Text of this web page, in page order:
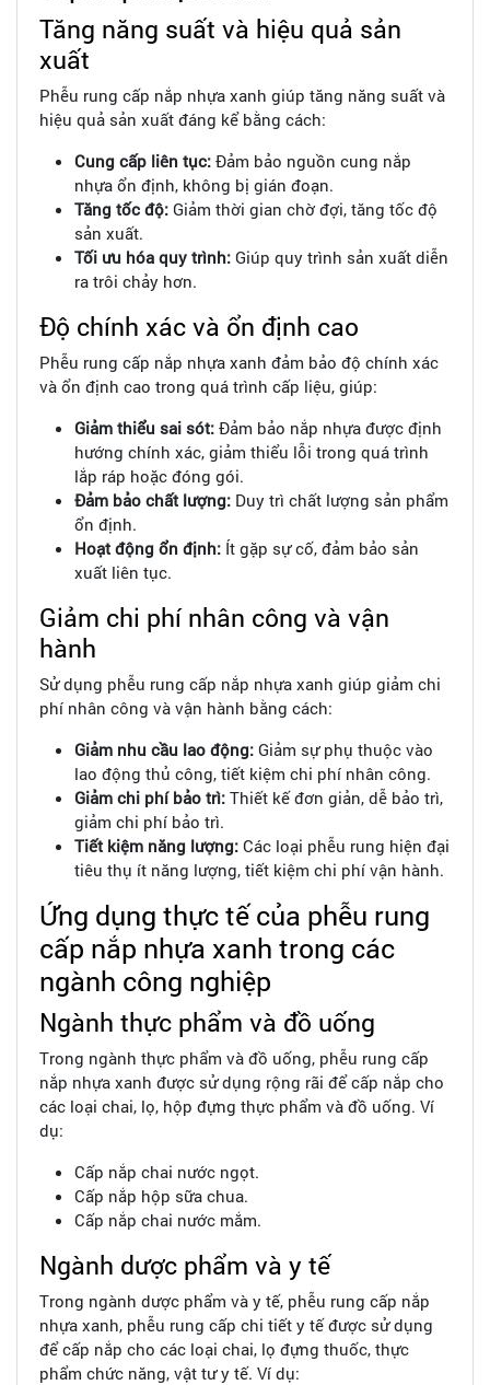
Tăng năng suất và hiệu quả sản
xuất
Phễu rung cấp nắp nhựa xanh giúp tăng năng suất và
hiệu quả sản xuất đáng kể bằng cách:
Cung cấp liên tục: Đảm bảo nguồn cung nắp
nhựa ổn định, không bị gián đoạn.
Tăng tốc độ: Giảm thời gian chờ đợi, tăng tốc độ
sản xuất.
Tối ưu hóa quy trình: Giúp quy trình sản xuất diễn
ra trôi chảy hơn.
Độ chính xác và ổn định cao
Phễu rung cấp nắp nhựa xanh đảm bảo độ chính xác
và ổn định cao trong quá trình cấp liệu, giúp:
Giảm thiểu sai sót: Đảm bảo nắp nhựa được định
hướng chính xác, giảm thiểu lỗi trong quá trình
lắp ráp hoặc đóng gói.
Đảm bảo chất lượng: Duy trì chất lượng sản phẩm
ổn định.
Hoạt động ổn định: Ít gặp sự cố, đảm bảo sản
xuất liên tục.
Giảm chi phí nhân công và vận
hành
Sử dụng phễu rung cấp nắp nhựa xanh giúp giảm chi
phí nhân công và vận hành bằng cách:
Giảm nhu cầu lao động: Giảm sự phụ thuộc vào
lao động thủ công, tiết kiệm chi phí nhân công.
Giảm chi phí bảo trì: Thiết kế đơn giản, dễ bảo trì,
giảm chi phí bảo trì.
Tiết kiệm năng lượng: Các loại phễu rung hiện đại
tiêu thụ ít năng lượng, tiết kiệm chi phí vận hành.
Ứng dụng thực tế của phễu rung
cấp nắp nhựa xanh trong các
ngành công nghiệp
Ngành thực phẩm và đồ uống
Trong ngành thực phẩm và đồ uống, phễu rung cấp
nắp nhựa xanh được sử dụng rộng rãi để cấp nắp cho
các loại chai, lọ, hộp đựng thực phẩm và đồ uống. Ví
dụ:
Cấp nắp chai nước ngọt.
Cấp nắp hộp sữa chua.
Cấp nắp chai nước mắm.
Ngành dược phẩm và y tế
Trong ngành dược phẩm và y tế, phễu rung cấp nắp
nhựa xanh, phễu rung cấp chi tiết y tế được sử dụng
để cấp nắp cho các loại chai, lọ đựng thuốc, thực
phẩm chức năng, vật tư y tế. Ví dụ: